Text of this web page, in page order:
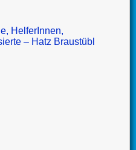
HelferInnen,
– Hatz Braustübl